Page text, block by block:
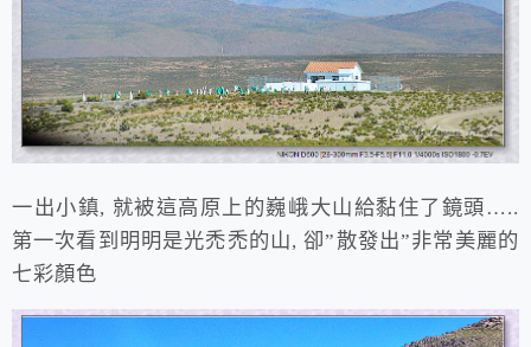
一出小鎮, 就被這高原上的巍峨大山給黏住了鏡頭…..
第一次看到明明是光禿禿的山, 卻”散發出”非常美麗的
七彩顏色